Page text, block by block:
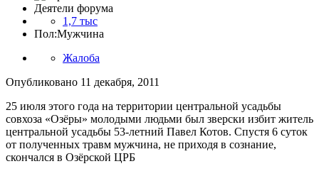
Деятели форума
1,7 тыс
Пол:Мужчина
Жалоба
Опубликовано 11 декабря, 2011
25 июля этого года на территории центральной усадьбы
совхоза «Озёры» молодыми людьми был зверски избит житель
центральной усадьбы 53-летний Павел Котов. Спустя 6 суток
от полученных травм мужчина, не приходя в сознание,
скончался в Озёрской ЦРБ